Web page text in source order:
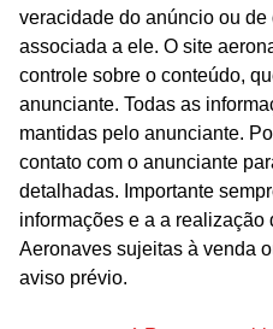
veracidade do anúncio ou
associada a ele. O site
controle sobre o conteúdo,
anunciante. Todas as
mantidas pelo anunciante.
contato com o anunciante
detalhadas. Importante
informações e a a realização
Aeronaves sujeitas à venda
aviso prévio.